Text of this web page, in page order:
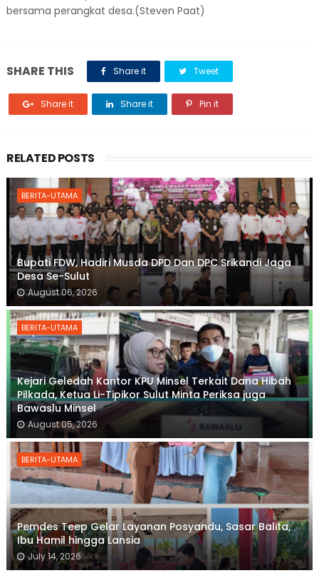
bersama perangkat desa.(Steven Paat)
SHARE THIS Share it Tweet
Share it Share it Pin it
RELATED POSTS
BERITA-UTAMA
Bupati FDW, Hadiri Musda DPD Dan DPC Srikandi Jaga
Desa Se-Sulut
August 06, 2026
BERITA-UTAMA
Kejari Geledah Kantor KPU Minsel Terkait Dana Hibah
Pilkada, Ketua Li-Tipikor Sulut Minta Periksa juga
Bawaslu Minsel
August 05, 2026
BERITA-UTAMA
Pemdes Teep Gelar Layanan Posyandu, Sasar Balita,
Ibu Hamil hingga Lansia
July 14, 2026